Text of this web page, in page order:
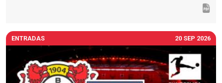
ENTRADAS 20 SEP 2026